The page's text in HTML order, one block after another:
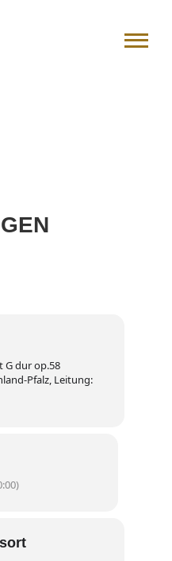
G dur op.58
Pfalz, Leitung: